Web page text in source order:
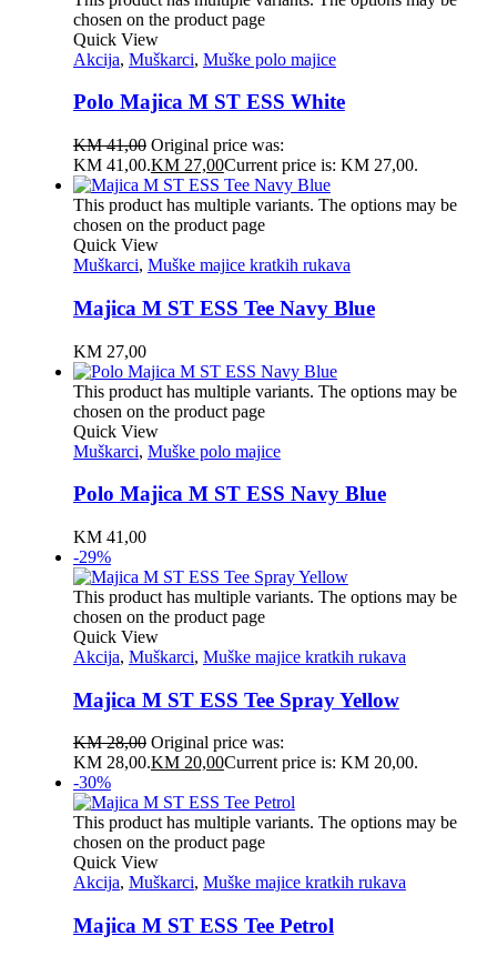
chosen on the product page
Quick View
Akcija, Muškarci, Muške polo majice
Polo Majica M ST ESS White
KM41,00 Original price was:
KM 41,00.KM27,00Current price is: KM 27,00.
This product has multiple variants. The options may be
chosen on the product page
Quick View
Muškarci, Muške majice kratkih rukava
Majica M ST ESS Tee Navy Blue
KM27,00
This product has multiple variants. The options may be
chosen on the product page
Quick View
Muškarci, Muške polo majice
Polo Majica M ST ESS Navy Blue
KM41,00
-29%
This product has multiple variants. The options may be
chosen on the product page
Quick View
Akcija, Muškarci, Muške majice kratkih rukava
Majica M ST ESS Tee Spray Yellow
KM28,00 Original price was:
KM 28,00.KM20,00Current price is: KM 20,00.
-30%
This product has multiple variants. The options may be
chosen on the product page
Quick View
Akcija, Muškarci, Muške majice kratkih rukava
Majica M ST ESS Tee Petrol